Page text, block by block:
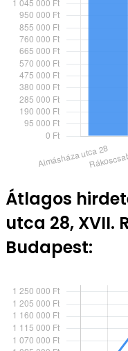
Átlagos
utca 28, XVII.
Budapest: